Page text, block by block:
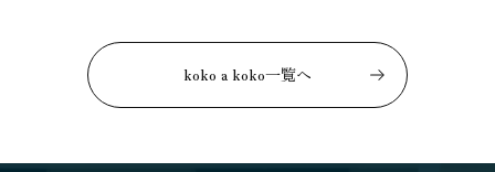
koko a koko一覧へ